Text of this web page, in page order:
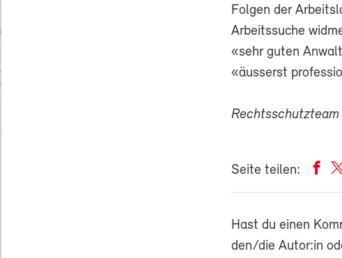
Folgen der
Arbeitssuche
«sehr guten
«äusserst
Rechtsschutzteam
Seite teilen:
Hast du einen
den/die Autor:in